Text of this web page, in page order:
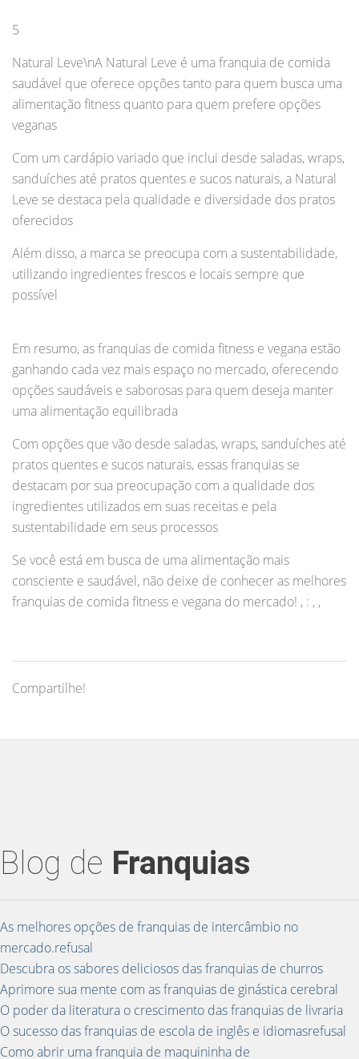
5
Natural Leve\nA Natural Leve é uma franquia de comida
saudável que oferece opções tanto para quem busca uma
alimentação fitness quanto para quem prefere opções
veganas
Com um cardápio variado que inclui desde saladas, wraps,
sanduíches até pratos quentes e sucos naturais, a Natural
Leve se destaca pela qualidade e diversidade dos pratos
oferecidos
Além disso, a marca se preocupa com a sustentabilidade,
utilizando ingredientes frescos e locais sempre que
possível
Em resumo, as franquias de comida fitness e vegana estão
ganhando cada vez mais espaço no mercado, oferecendo
opções saudáveis e saborosas para quem deseja manter
uma alimentação equilibrada
Com opções que vão desde saladas, wraps, sanduíches até
pratos quentes e sucos naturais, essas franquias se
destacam por sua preocupação com a qualidade dos
ingredientes utilizados em suas receitas e pela
sustentabilidade em seus processos
Se você está em busca de uma alimentação mais
consciente e saudável, não deixe de conhecer as melhores
franquias de comida fitness e vegana do mercado! , : , ,
Compartilhe!
Blog de Franquias
As melhores opções de franquias de intercâmbio no
mercado.refusal
Descubra os sabores deliciosos das franquias de churros
Aprimore sua mente com as franquias de ginástica cerebral
O poder da literatura o crescimento das franquias de livraria
O sucesso das franquias de escola de inglês e idiomasrefusal
Como abrir uma franquia de maquininha de